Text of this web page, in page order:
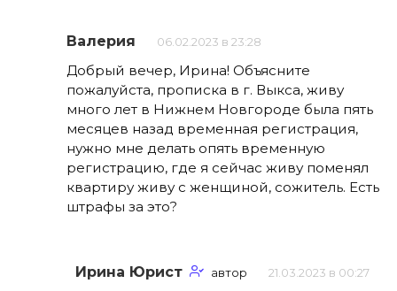
Валерия 06.02.2023 в 23:28
Добрый вечер, Ирина! Объясните
пожалуйста, прописка в г. Выкса, живу
много лет в Нижнем Новгороде была пять
месяцев назад временная регистрация,
нужно мне делать опять временную
регистрацию, где я сейчас живу поменял
квартиру живу с женщиной, сожитель. Есть
штрафы за это?
Ирина Юрист автор 21.03.2023 в 00:27